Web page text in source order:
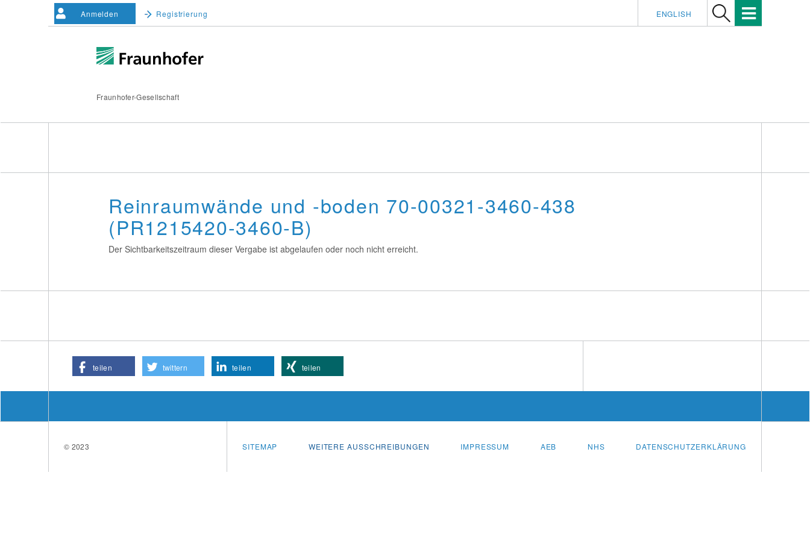
Fraunhofer-Gesellschaft
Anmelden Registrierung ENGLISH
Reinraumwände und -boden 70-00321-3460-438
(PR1215420-3460-B)
Der Sichtbarkeitszeitraum dieser Vergabe ist abgelaufen oder noch nicht erreicht.
teilen twittern teilen teilen
SITEMAP WEITERE AUSSCHREIBUNGEN IMPRESSUM AEB NHS DATENSCHUTZERKLÄRUNG
© 2023